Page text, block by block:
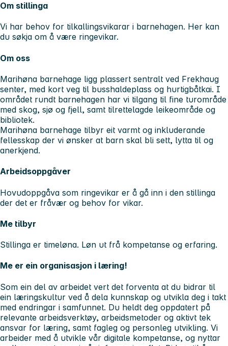
Om stillinga
Vi har behov for tilkallingsvikarar i barnehagen. Her kan
du søkja om å være ringevikar.
Om oss
Marihøna barnehage ligg plassert sentralt ved Frekhaug
senter, med kort veg til busshaldeplass og hurtigbåtkai. I
området rundt barnehagen har vi tilgang til fine turområde
med skog, sjø og fjell, samt tilrettelagde leikeområde og
bibliotek.
Marihøna barnehage tilbyr eit varmt og inkluderande
fellesskap der vi ønsker at barn skal bli sett, lytta til og
anerkjend.
Arbeidsoppgåver
Hovudoppgåva som ringevikar er å gå inn i den stillinga
der det er fråvær og behov for vikar.
Me tilbyr
Stillinga er timeløna. Løn ut frå kompetanse og erfaring.
Me er ein organisasjon i læring!
Som ein del av arbeidet vert det forventa at du bidrar til
ein læringskultur ved å dela kunnskap og utvikla deg i takt
med endringar i samfunnet. Du heldt deg oppdatert på
relevante arbeidsverktøy, arbeidsmetoder og aktivt tek
ansvar for læring, samt fagleg og personleg utvikling. Vi
arbeider med å utvikle vår digitale kompetanse, og nyttar